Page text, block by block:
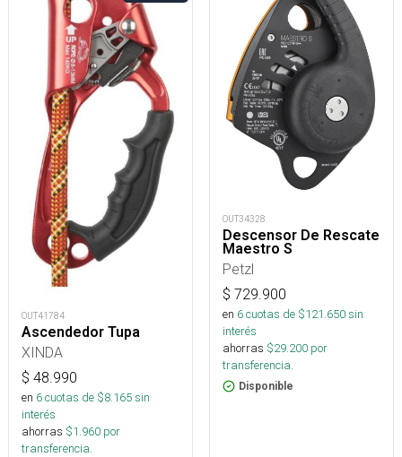
OUT41784
Ascendedor Tupa
XINDA
$ 48.990
en 6cuotas de $8.165sin
interés
ahorras $1.960 por
transferencia.
OUT34328
Descensor De Rescate
Maestro S
Petzl
$ 729.900
en 6cuotas de $121.650sin
interés
ahorras $29.200 por
transferencia.
Disponible